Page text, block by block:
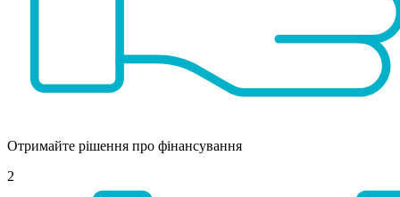
Отримайте рішення про фінансування
2